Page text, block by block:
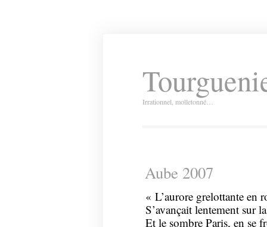
Irrationnel, molletonné…
Aube 2007
« L’aurore grelottante en
S’avançait lentement sur
Et le sombre Paris, en se